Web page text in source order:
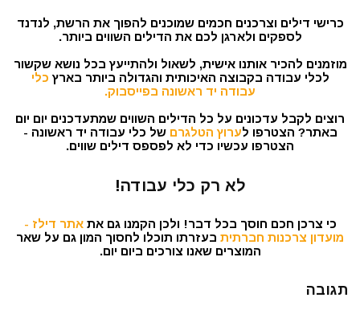
כרישי דילים וצרכנים חכמים שמוכנים להפוך את הרשת, לנדנד
לספקים ולארגן לכם את הדילים השווים ביותר.
מוזמנים להכיר אותנו אישית, לשאול ולהתייעץ בכל נושא שקשור
לכלי עבודה בקבוצה האיכותית והגדולה ביותר בארץ כלי
עבודה יד ראשונה בפייסבוק.
רוצים לקבל עדכונים על כל הדילים השווים שמתעדכנים יום יום
באתר? הצטרפו לערוץ הטלגרם של כלי עבודה יד ראשונה -
הצטרפו עכשיו כדי לא לפספס דילים שווים.
לא רק כלי עבודה!
כי צרכן חכם חוסך בכל דבר! ולכן הקמנו גם אתאתר דילז -
מועדון צרכנות חברתית בעזרתו תוכלו לחסוך המון גם על שאר
המוצרים שאנו צורכים ביום יום.
תגובה